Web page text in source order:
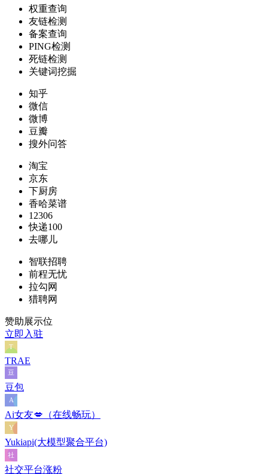
权重查询
友链检测
备案查询
PING检测
死链检测
关键词挖掘
知乎
微信
微博
豆瓣
搜外问答
淘宝
京东
下厨房
香哈菜谱
12306
快递100
去哪儿
智联招聘
前程无忧
拉勾网
猎聘网
赞助展示位
立即入驻
TRAE
豆包
Ai女友💋（在线畅玩）
Yukiapi(大模型聚合平台)
社交平台涨粉